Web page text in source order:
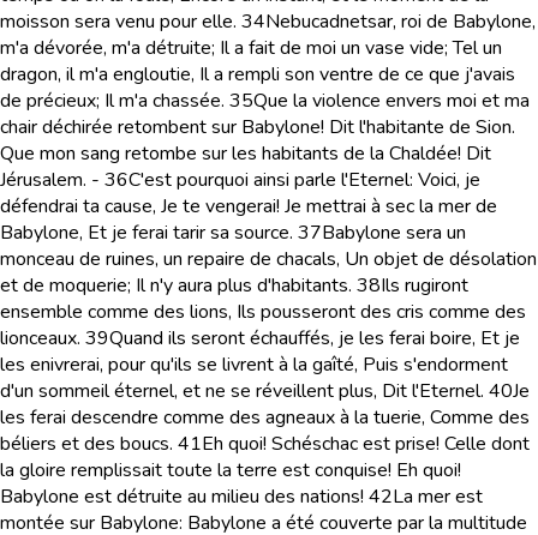
moisson sera venu pour elle. 34Nebucadnetsar, roi de Babylone,
m'a dévorée, m'a détruite; Il a fait de moi un vase vide; Tel un
dragon, il m'a engloutie, Il a rempli son ventre de ce que j'avais
de précieux; Il m'a chassée. 35Que la violence envers moi et ma
chair déchirée retombent sur Babylone! Dit l'habitante de Sion.
Que mon sang retombe sur les habitants de la Chaldée! Dit
Jérusalem. - 36C'est pourquoi ainsi parle l'Eternel: Voici, je
défendrai ta cause, Je te vengerai! Je mettrai à sec la mer de
Babylone, Et je ferai tarir sa source. 37Babylone sera un
monceau de ruines, un repaire de chacals, Un objet de désolation
et de moquerie; Il n'y aura plus d'habitants. 38Ils rugiront
ensemble comme des lions, Ils pousseront des cris comme des
lionceaux. 39Quand ils seront échauffés, je les ferai boire, Et je
les enivrerai, pour qu'ils se livrent à la gaîté, Puis s'endorment
d'un sommeil éternel, et ne se réveillent plus, Dit l'Eternel. 40Je
les ferai descendre comme des agneaux à la tuerie, Comme des
béliers et des boucs. 41Eh quoi! Schéschac est prise! Celle dont
la gloire remplissait toute la terre est conquise! Eh quoi!
Babylone est détruite au milieu des nations! 42La mer est
montée sur Babylone: Babylone a été couverte par la multitude